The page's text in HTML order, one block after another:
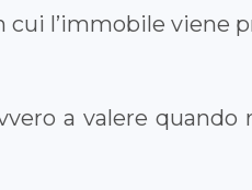
l’immobile viene
a valere